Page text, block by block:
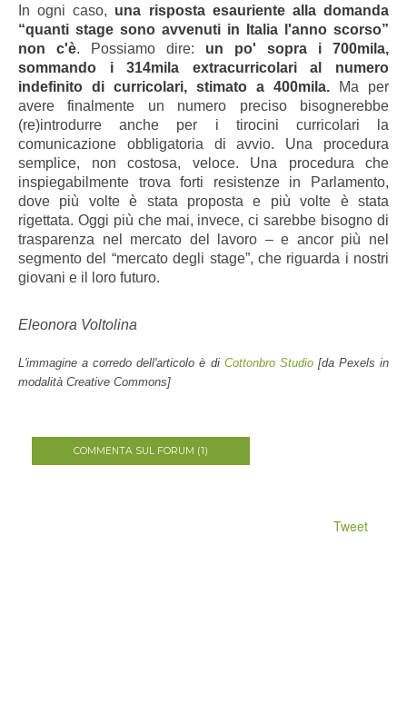
In ogni caso, una risposta esauriente alla domanda
“quanti stage sono avvenuti in Italia l'anno scorso”
non c'è. Possiamo dire: un po' sopra i 700mila,
sommando i 314mila extracurricolari al numero
indefinito di curricolari, stimato a 400mila. Ma per
avere finalmente un numero preciso bisognerebbe
(re)introdurre anche per i tirocini curricolari la
comunicazione obbligatoria di avvio. Una procedura
semplice, non costosa, veloce. Una procedura che
inspiegabilmente trova forti resistenze in Parlamento,
dove più volte è stata proposta e più volte è stata
rigettata. Oggi più che mai, invece, ci sarebbe bisogno di
trasparenza nel mercato del lavoro – e ancor più nel
segmento del “mercato degli stage”, che riguarda i nostri
giovani e il loro futuro.
Eleonora Voltolina
L'immagine a corredo dell'articolo è di Cottonbro Studio[da Pexels in
modalità Creative Commons]
COMMENTA SUL FORUM (1)
Tweet